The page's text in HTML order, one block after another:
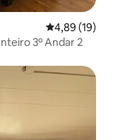
4,89 de uma
4,89 (19)
3º Andar 2